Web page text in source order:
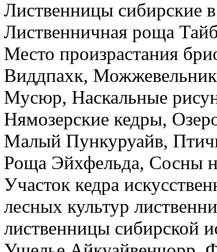
Лиственницы сибирские
Лиственничная роща
Место произрастания
Виддпахк,
Мусюр, Наскальные
Нямозерские кедры,
Малый Пункуруайв,
Роща Эйхфельда, Сосны
Участок кедра
лесных культур
лиственницы сибирской